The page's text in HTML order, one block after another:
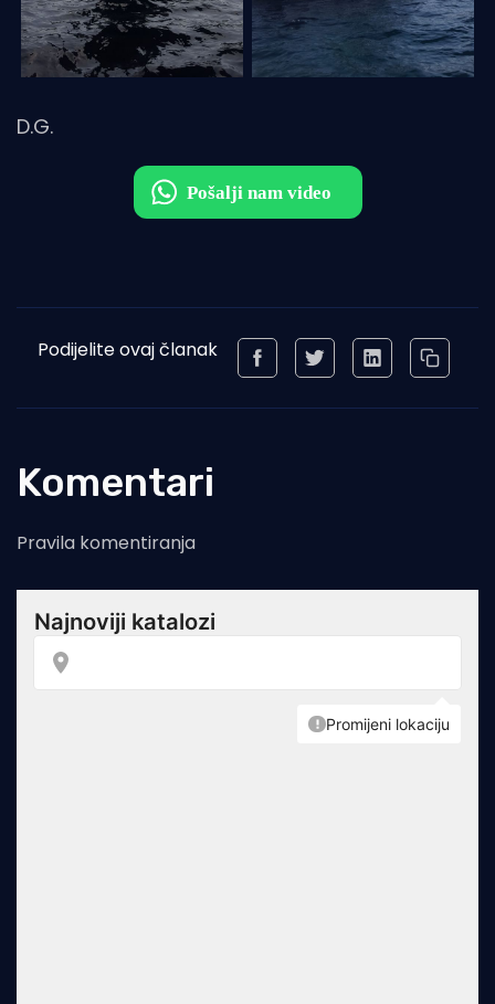
D.G.
Podijelite ovaj članak
Komentari
Pravila komentiranja